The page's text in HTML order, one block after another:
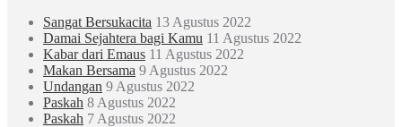
Sangat Bersukacita 13 Agustus 2022
Damai Sejahtera bagi Kamu 11 Agustus 2022
Kabar dari Emaus 11 Agustus 2022
Makan Bersama 9 Agustus 2022
Undangan 9 Agustus 2022
Paskah 8 Agustus 2022
Paskah 7 Agustus 2022